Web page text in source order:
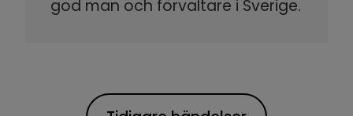
god man och förvaltare i Sverige.